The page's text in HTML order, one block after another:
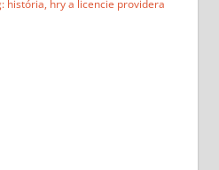
história, hry a licencie providera